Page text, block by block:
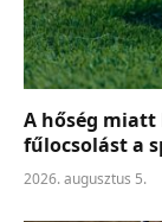
A hőség
fűlocsolást a
2026. augusztus 5.